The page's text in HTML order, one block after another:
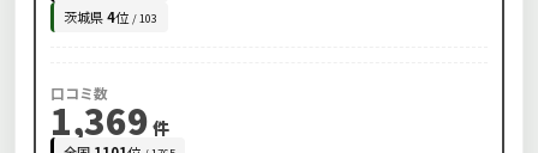
茨城県4位 / 103
口コミ数
1,369件